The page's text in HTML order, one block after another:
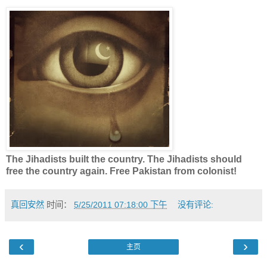
The Jihadists built the country. The Jihadists should
free the country again. Free Pakistan from colonist!
真回安然 时间： 5/25/2011 07:18:00 下午 没有评论:
‹ ›
主页